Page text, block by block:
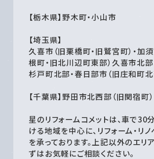
【栃木県】野木町・小山市
【埼玉県】
久喜市（旧栗橋町・旧鷲宮町）・加
根町・旧北川辺町東部）久喜市北部
杉戸町北部・春日部市（旧庄和町北
【千葉県】野田市北西部（旧関宿町）
星のリフォームコメットは、車で30
ける地域を中心に、リフォーム・リ
を承っております。上記以外のエリ
ずはお気軽にご相談ください。